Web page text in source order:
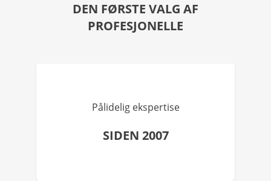
DEN FØRSTE VALG AF
PROFESJONELLE
Pålidelig ekspertise
SIDEN 2007